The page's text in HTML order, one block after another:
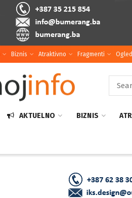
Biznis Atraktivno Fragmenti
AKTUELNO BIZNIS